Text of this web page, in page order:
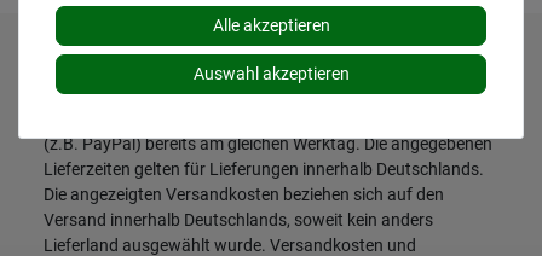
* Alle Preise inklusive gesetzlicher Mehrwertsteuer und
zuzüglichVersandkosten. Der Versand erfolgt bei vielen
(z.B. PayPal) bereits am gleichen Werktag. Die angegebenen
Lieferzeiten gelten für Lieferungen innerhalb Deutschlands.
Die angezeigten Versandkosten beziehen sich auf den
Versand innerhalb Deutschlands, soweit kein anders
Lieferland ausgewählt wurde. Versandkosten und
Alle akzeptieren
Auswahl akzeptieren